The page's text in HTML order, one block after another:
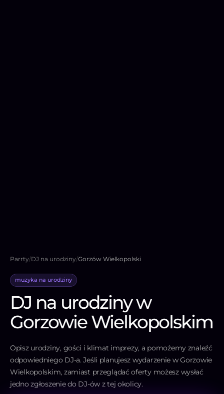
Parrty/DJ na urodziny/Gorzów Wielkopolski
muzyka na urodziny
DJ na urodziny w
Gorzowie Wielkopolskim
Opisz urodziny, gości i klimat imprezy, a pomożemy znaleźć
odpowiedniego DJ-a. Jeśli planujesz wydarzenie w Gorzowie
Wielkopolskim, zamiast przeglądać oferty możesz wysłać
jedno zgłoszenie do DJ-ów z tej okolicy.